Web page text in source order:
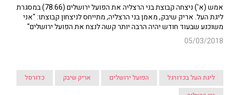
אמש (א') ניצחה קבוצת בני הרצליה את הפועל ירושלים (78:66) במסגרת
ליגת העל. אריק שיבק, מאמן בני הרצליה, מתייחס לניצחון קבוצתו: "אני
משוכנע שבעוד חודש יהיה הרבה יותר קשה לנצח את הפועל ירושלים"
05/03/2018
ליגת העל בכדורגל הפועל ירושלים אריק שיבק
כדורסל